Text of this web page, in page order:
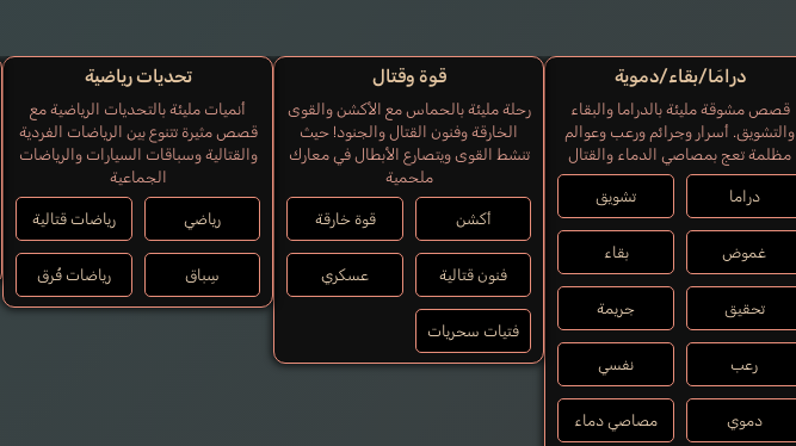
درامَا/بقاء/دموية
قصص مشوقة مليئة بالدراما والبقاء
والتشويق. أسرار وجرائم ورعب وعوالم
مظلمة تعج بمصاصي الدماء والقتال
دراما تشويق
غموض بقاء
تحقيق جريمة
رعب نفسي
دموي مصاصي دماء
قوة وقتال
رحلة مليئة بالحماس مع الأكشن والقوى
الخارقة وفنون القتال والجنود! حيث
تنشط القوى ويتصارع الأبطال في معارك
ملحمية
أكشن قوة خارقة
فنون قتالية عسكري
فتيات سحريات
تحديات رياضية
أنميات مليئة بالتحديات الرياضية مع
قصص مثيرة تتنوع بين الرياضات الفردية
والقتالية وسباقات السيارات والرياضات
الجماعية
رياضي رياضات قتالية
سِباق رياضات فُرق